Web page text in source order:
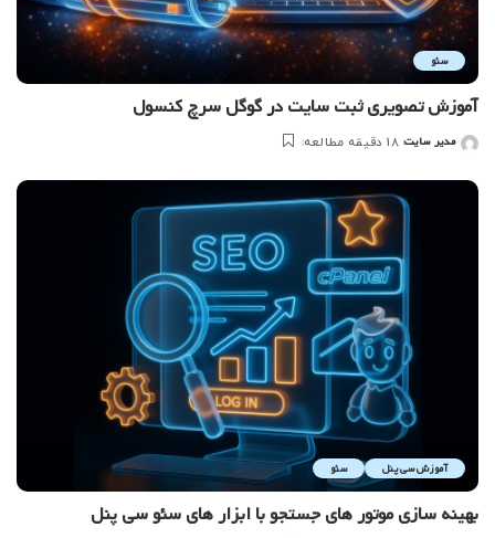
سئو
آموزش تصویری ثبت سایت در گوگل سرچ کنسول
ارسال
توسط
مدیر سایت 18 دقیقه مطالعه
آموزش سی پنل سئو
بهینه سازی موتور های جستجو با ابزار های سئو سی پنل